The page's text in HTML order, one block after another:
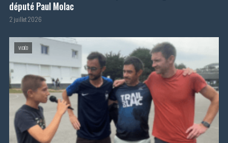
député Paul Molac
2 juillet 2026
VIDÉO